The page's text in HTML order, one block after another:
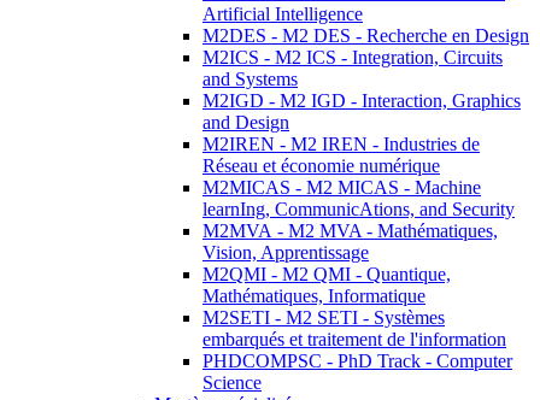
Artificial Intelligence
M2DES - M2 DES - Recherche en Design
M2ICS - M2 ICS - Integration, Circuits
and Systems
M2IGD - M2 IGD - Interaction, Graphics
and Design
M2IREN - M2 IREN - Industries de
Réseau et économie numérique
M2MICAS - M2 MICAS - Machine
learnIng, CommunicAtions, and Security
M2MVA - M2 MVA - Mathématiques,
Vision, Apprentissage
M2QMI - M2 QMI - Quantique,
Mathématiques, Informatique
M2SETI - M2 SETI - Systèmes
embarqués et traitement de l'information
PHDCOMPSC - PhD Track - Computer
Science